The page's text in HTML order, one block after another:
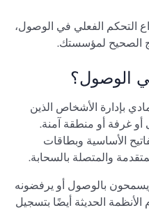
التحكم الفعلي في الوصول،
الصحيح لمؤسستك.
الوصول؟
بإدارة الأشخاص الذين
أو غرفة أو منطقة آمنة.
الأساسية وبطاقات
والمتصلة بالسحابة.
بالوصول أو يرفضونه
الحديثة أيضًا بتسجيل